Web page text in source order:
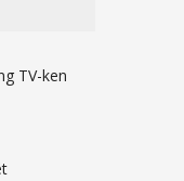
TV-ken